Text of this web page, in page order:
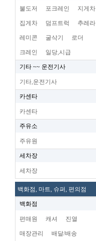
불도저 포크레인 지게차
집게차 덤프트럭 추레라
레미콘 굴삭기 로더
크레인 일당,시급
기타 ~~ 운전기사
기타,운전기사
카센타
카센타
주유소
주유원
세차장
세차장
백화점, 마트, 슈퍼, 편의점
백화점
편매원 캐셔 진열
매장관리 배달/배송